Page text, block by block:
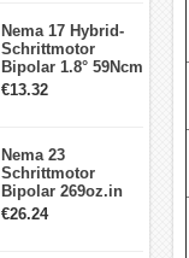
Schrittmotor
Nema 17 Hybrid-
Schrittmotor
Bipolar 1.8° 59Ncm
2A 4 Drähte mit 1m
€13.32
Nema 23
Schrittmotor
Bipolar 269oz.in
2,8A 57x57x76mm
€26.24